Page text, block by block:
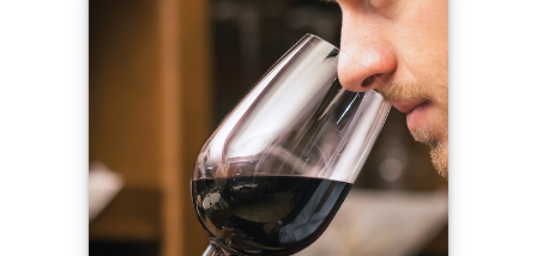
DISTRIBUTION DE REPAS
ARTS DE LA TABLE LUXE
MARQUES
NOUVEAUTÉS